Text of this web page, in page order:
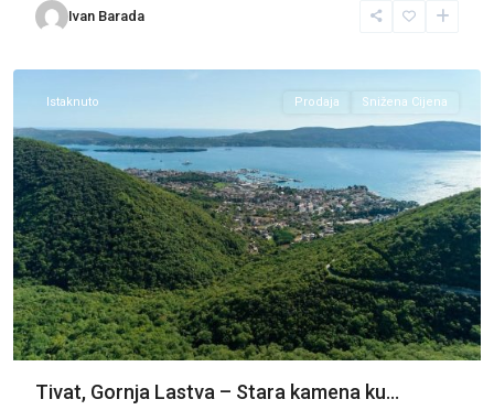
Ivan Barada
Istaknuto Prodaja Snižena Cijena
Tivat, Gornja Lastva – Stara kamena ku...